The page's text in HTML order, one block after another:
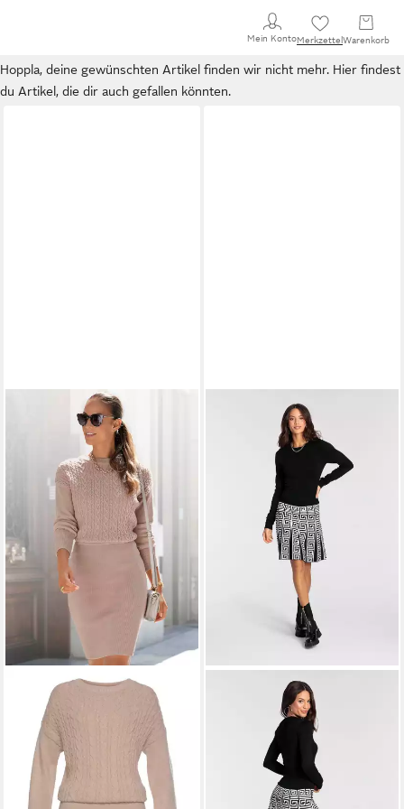
Mein KontoMerkzettel Warenkorb
Hoppla, deine gewünschten Artikel finden wir nicht mehr. Hier findest
du Artikel, die dir auch gefallen könnten.